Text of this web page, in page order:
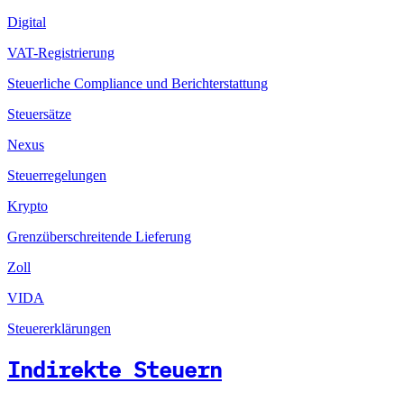
Digital
VAT-Registrierung
Steuerliche Compliance und Berichterstattung
Steuersätze
Nexus
Steuerregelungen
Krypto
Grenzüberschreitende Lieferung
Zoll
VIDA
Steuererklärungen
Indirekte Steuern